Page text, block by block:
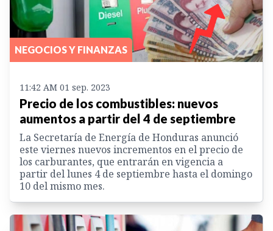
NEGOCIOS Y FINANZAS
11:42 AM 01 sep. 2023
Precio de los combustibles: nuevos
aumentos a partir del 4 de septiembre
La Secretaría de Energía de Honduras anunció
este viernes nuevos incrementos en el precio de
los carburantes, que entrarán en vigencia a
partir del lunes 4 de septiembre hasta el domingo
10 del mismo mes.